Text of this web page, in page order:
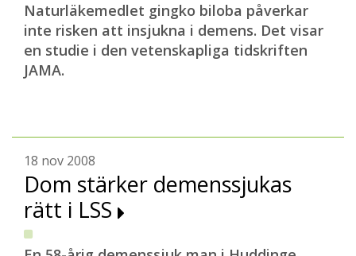
Naturläkemedlet gingko biloba påverkar
inte risken att insjukna i demens. Det visar
en studie i den vetenskapliga tidskriften
JAMA.
18 nov 2008
Dom stärker demenssjukas
rätt i LSS